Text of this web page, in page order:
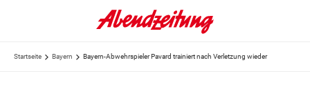
Startseite Bayern Bayern-Abwehrspieler Pavard trainiert nach Verletzung wieder